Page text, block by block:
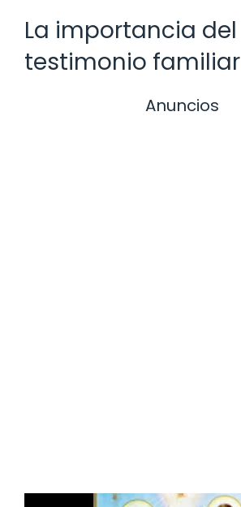
La importancia del
testimonio familiar
Anuncios